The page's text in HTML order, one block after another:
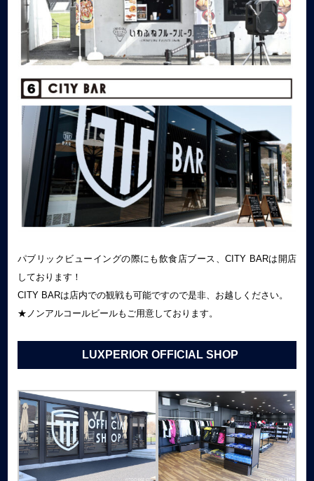
パブリックビューイングの際にも飲食店ブース、CITY BARは開店
しております！
CITY BARは店内での観戦も可能ですので是非、お越しください。
★ノンアルコールビールもご用意しております。
LUXPERIOR OFFICIAL SHOP